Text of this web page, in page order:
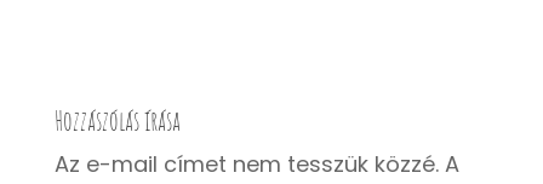
Hozzászólás írása
Az e-mail címet nem tesszük közzé. A